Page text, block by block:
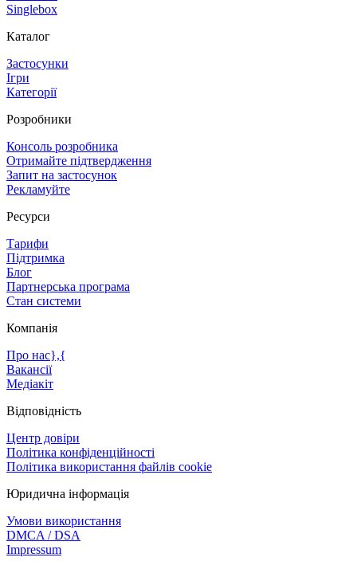
Singlebox
Каталог
Застосунки
Ігри
Категорії
Розробники
Консоль розробника
Отримайте підтвердження
Запит на застосунок
Рекламуйте
Ресурси
Тарифи
Підтримка
Блог
Партнерська програма
Стан системи
Компанія
Про нас},{
Вакансії
Медіакіт
Відповідність
Центр довіри
Політика конфіденційності
Політика використання файлів cookie
Юридична інформація
Умови використання
DMCA / DSA
Impressum